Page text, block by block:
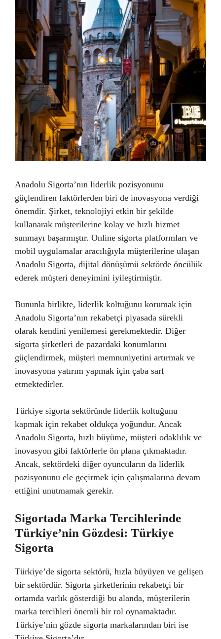
Anadolu Sigorta’nın liderlik pozisyonunu
güçlendiren faktörlerden biri de inovasyona verdiği
önemdir. Şirket, teknolojiyi etkin bir şekilde
kullanarak müşterilerine kolay ve hızlı hizmet
sunmayı başarmıştır. Online sigorta platformları ve
mobil uygulamalar aracılığıyla müşterilerine ulaşan
Anadolu Sigorta, dijital dönüşümü sektörde öncülük
ederek müşteri deneyimini iyileştirmiştir.
Bununla birlikte, liderlik koltuğunu korumak için
Anadolu Sigorta’nın rekabetçi piyasada sürekli
olarak kendini yenilemesi gerekmektedir. Diğer
sigorta şirketleri de pazardaki konumlarını
güçlendirmek, müşteri memnuniyetini artırmak ve
inovasyona yatırım yapmak için çaba sarf
etmektedirler.
Türkiye sigorta sektöründe liderlik koltuğunu
kapmak için rekabet oldukça yoğundur. Ancak
Anadolu Sigorta, hızlı büyüme, müşteri odaklılık ve
inovasyon gibi faktörlerle ön plana çıkmaktadır.
Ancak, sektördeki diğer oyuncuların da liderlik
pozisyonunu ele geçirmek için çalışmalarına devam
ettiğini unutmamak gerekir.
Sigortada Marka Tercihlerinde
Türkiye’nin Gözdesi: Türkiye
Sigorta
Türkiye’de sigorta sektörü, hızla büyüyen ve gelişen
bir sektördür. Sigorta şirketlerinin rekabetçi bir
ortamda varlık gösterdiği bu alanda, müşterilerin
marka tercihleri önemli bir rol oynamaktadır.
Türkiye’nin gözde sigorta markalarından biri ise